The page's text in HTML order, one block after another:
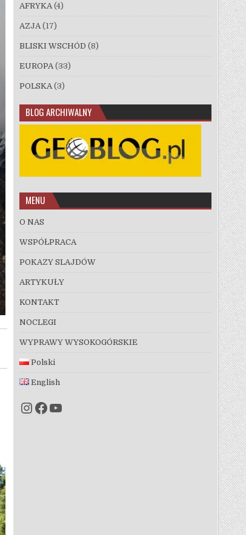
AFRYKA (4)
AZJA (17)
BLISKI WSCHÓD (8)
EUROPA (33)
POLSKA (3)
BLOG ARCHIWALNY
MENU
O NAS
WSPÓŁPRACA
POKAZY SLAJDÓW
ARTYKUŁY
KONTAKT
NOCLEGI
WYPRAWY WYSOKOGÓRSKIE
Polski
English
Instagram
Facebook
YouTube